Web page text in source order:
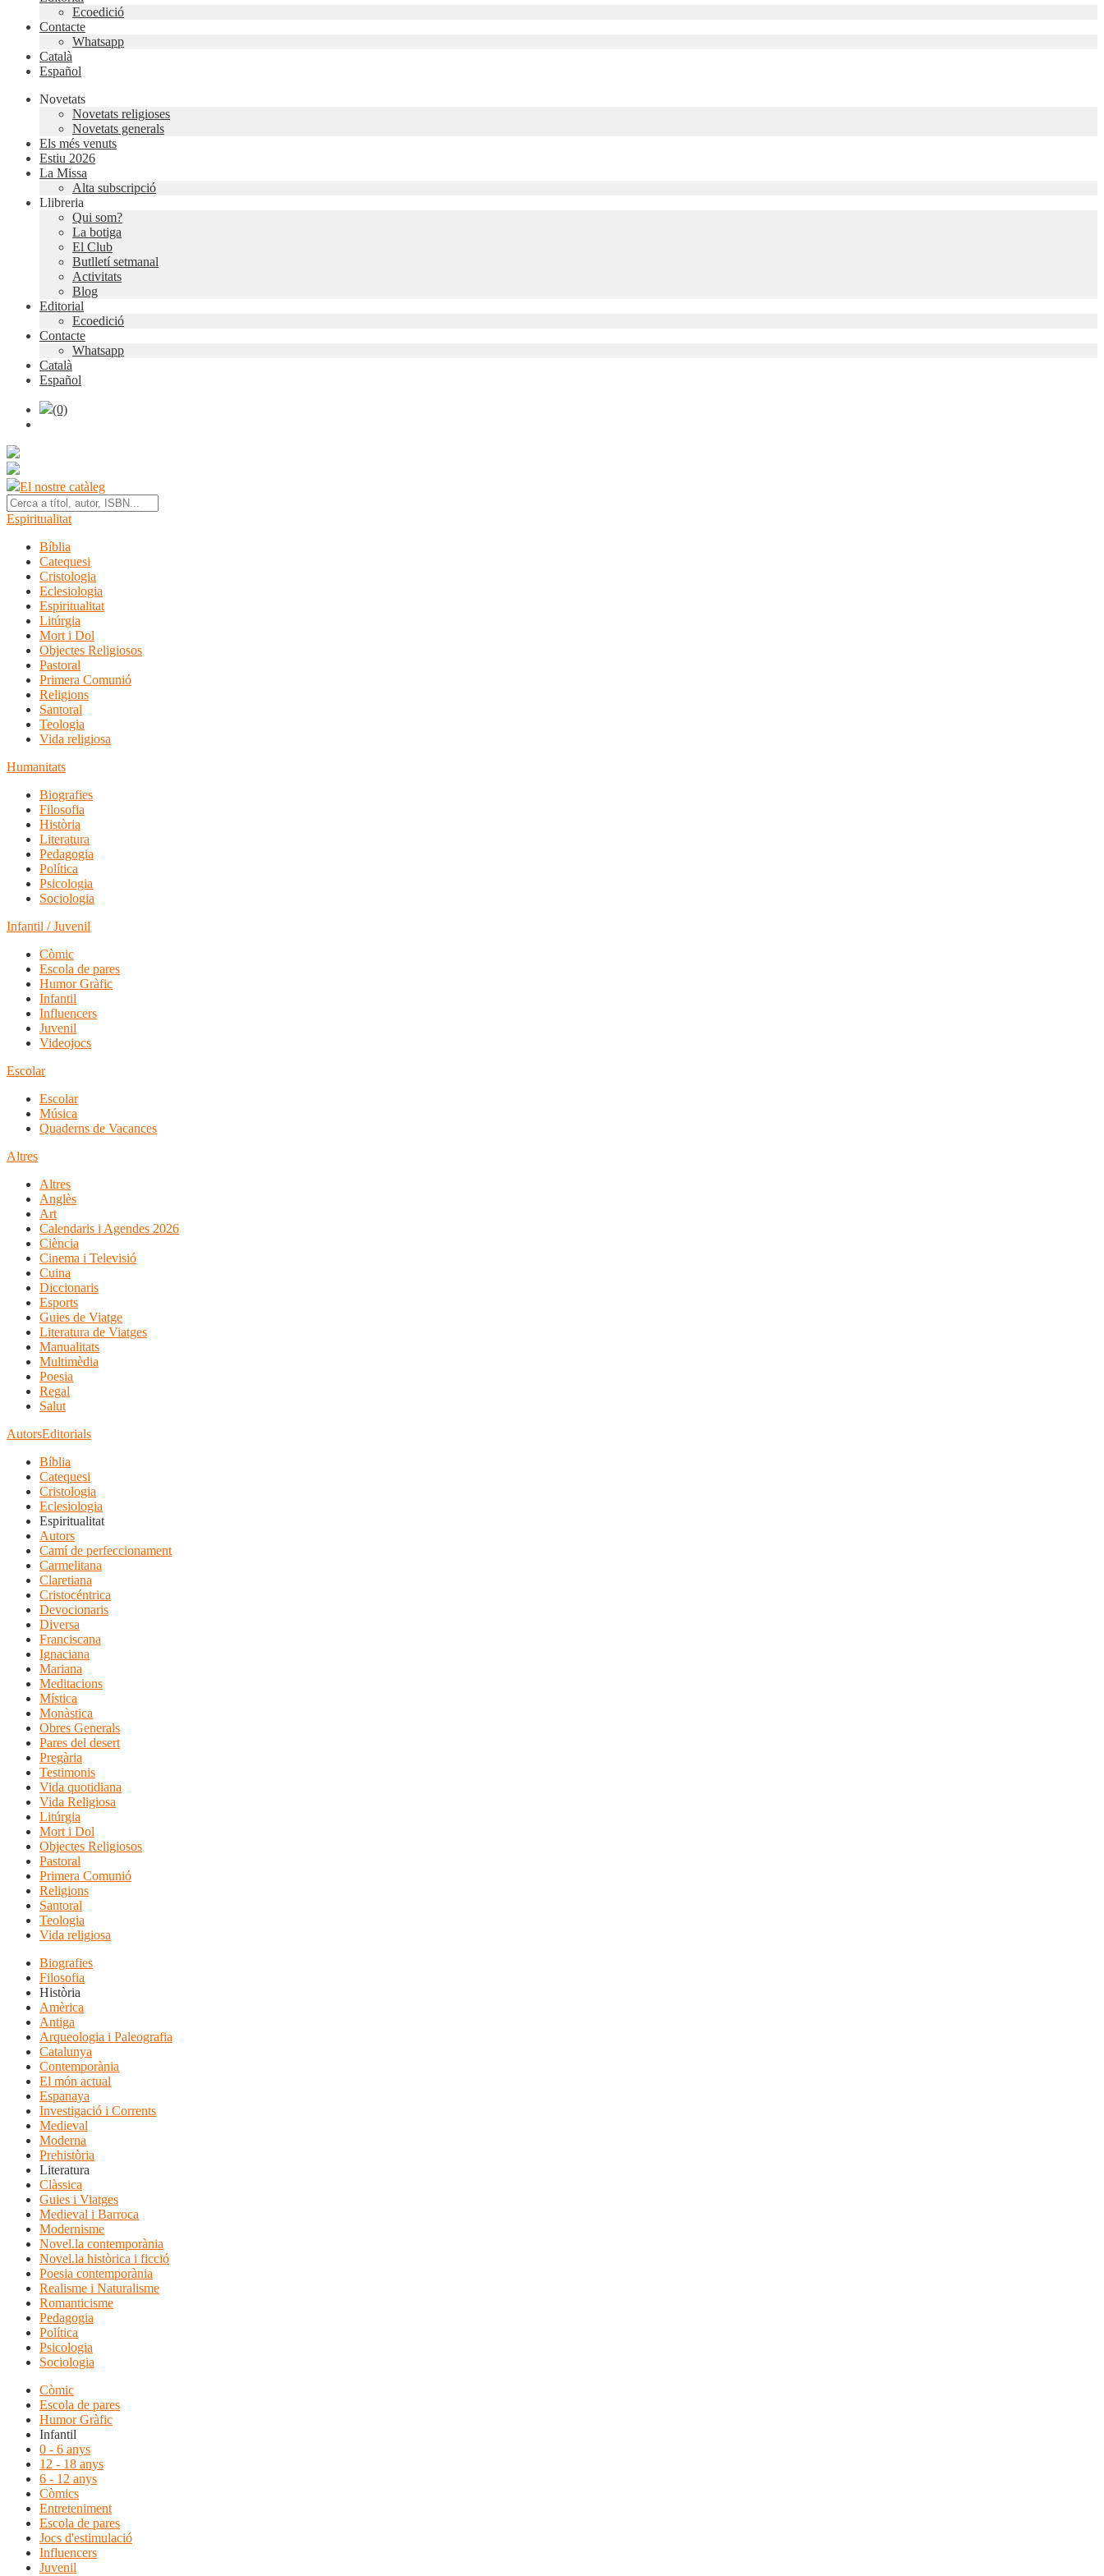
Ecoedició
Contacte
Whatsapp
Català
Español
Novetats
Novetats religioses
Novetats generals
Els més venuts
Estiu 2026
La Missa
Alta subscripció
Llibreria
Qui som?
La botiga
El Club
Butlletí setmanal
Activitats
Blog
Editorial
Ecoedició
Contacte
Whatsapp
Català
Español
(0)
El nostre catàleg
Espiritualitat
Bíblia
Catequesi
Cristologia
Eclesiologia
Espiritualitat
Litúrgia
Mort i Dol
Objectes Religiosos
Pastoral
Primera Comunió
Religions
Santoral
Teologia
Vida religiosa
Humanitats
Biografies
Filosofia
Història
Literatura
Pedagogia
Política
Psicologia
Sociologia
Infantil / Juvenil
Còmic
Escola de pares
Humor Gràfic
Infantil
Influencers
Juvenil
Videojocs
Escolar
Escolar
Música
Quaderns de Vacances
Altres
Altres
Anglès
Art
Calendaris i Agendes 2026
Ciència
Cinema i Televisió
Cuina
Diccionaris
Esports
Guies de Viatge
Literatura de Viatges
Manualitats
Multimèdia
Poesia
Regal
Salut
AutorsEditorials
Bíblia
Catequesi
Cristologia
Eclesiologia
Espiritualitat
Autors
Camí de perfeccionament
Carmelitana
Claretiana
Cristocéntrica
Devocionaris
Diversa
Franciscana
Ignaciana
Mariana
Meditacions
Mística
Monàstica
Obres Generals
Pares del desert
Pregària
Testimonis
Vida quotidiana
Vida Religiosa
Litúrgia
Mort i Dol
Objectes Religiosos
Pastoral
Primera Comunió
Religions
Santoral
Teologia
Vida religiosa
Biografies
Filosofia
Història
Amèrica
Antiga
Arqueologia i Paleografia
Catalunya
Contemporània
El món actual
Espanaya
Investigació i Corrents
Medieval
Moderna
Prehistòria
Literatura
Clàssica
Guies i Viatges
Medieval i Barroca
Modernisme
Novel.la contemporània
Novel.la històrica i ficció
Poesia contemporània
Realisme i Naturalisme
Romanticisme
Pedagogia
Política
Psicologia
Sociologia
Còmic
Escola de pares
Humor Gràfic
Infantil
0 - 6 anys
12 - 18 anys
6 - 12 anys
Còmics
Entreteniment
Escola de pares
Jocs d'estimulació
Influencers
Juvenil